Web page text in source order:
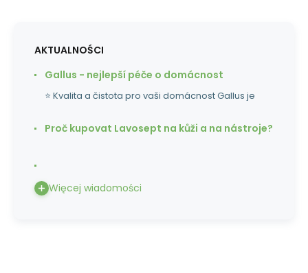
AKTUALNOŚCI
Gallus - nejlepší péče o domácnost
⭐ Kvalita a čistota pro vaši domácnost Gallus je
Proč kupovat Lavosept na kůži a na nástroje?
Więcej wiadomości